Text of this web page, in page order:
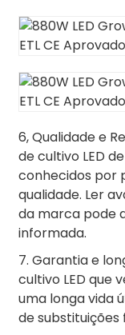
6, Qualidade e
de cultivo LED
conhecidos por
qualidade. Ler
da marca pode
informada.
7. Garantia e
cultivo LED que
uma longa vida
de substituições